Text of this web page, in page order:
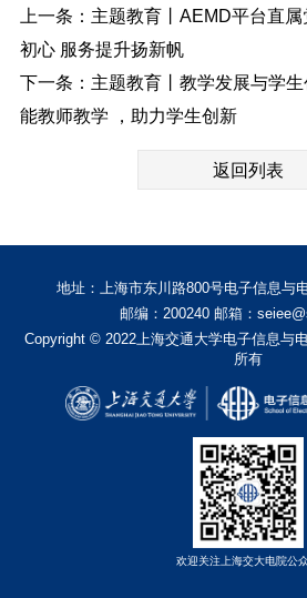
上一条：主题教育丨AEMD平台直
初心 服务提升扬新帆
下一条：主题教育丨教学发展与学
能教师教学 ，助力学生创新
返回列表
地址：上海市东川路800号电子信息与
邮编：200240 邮箱：
Copyright © 2022上海交通大学电子信息与
所有
欢迎关注上海交大电院公